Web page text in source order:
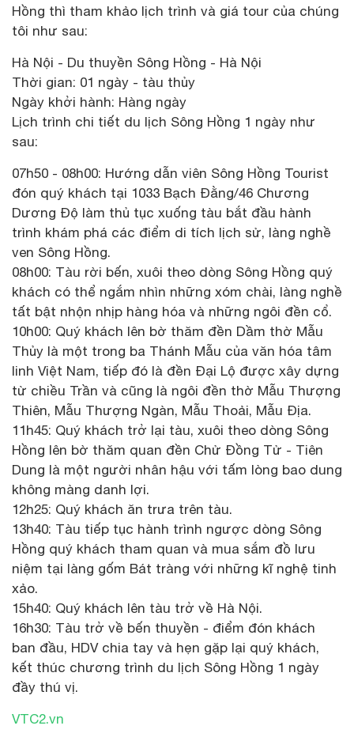
Hồng thì tham khảo lịch trình và giá tour của chúng
tôi như sau:
Hà Nội - Du thuyền Sông Hồng - Hà Nội
Thời gian: 01 ngày - tàu thủy
Ngày khởi hành: Hàng ngày
Lịch trình chi tiết du lịch Sông Hồng 1 ngày như
sau:
07h50 - 08h00: Hướng dẫn viên Sông Hồng Tourist
đón quý khách tại 1033 Bạch Đằng/46 Chương
Dương Độ làm thủ tục xuống tàu bắt đầu hành
trình khám phá các điểm di tích lịch sử, làng nghề
ven Sông Hồng.
08h00: Tàu rời bến, xuôi theo dòng Sông Hồng quý
khách có thể ngắm nhìn những xóm chài, làng nghề
tất bật nhộn nhịp hàng hóa và những ngôi đền cổ.
10h00: Quý khách lên bờ thăm đền Dầm thờ Mẫu
Thủy là một trong ba Thánh Mẫu của văn hóa tâm
linh Việt Nam, tiếp đó là đền Đại Lộ được xây dựng
từ chiều Trần và cũng là ngôi đền thờ Mẫu Thượng
Thiên, Mẫu Thượng Ngàn, Mẫu Thoải, Mẫu Địa.
11h45: Quý khách trở lại tàu, xuôi theo dòng Sông
Hồng lên bờ thăm quan đền Chử Đồng Tử - Tiên
Dung là một người nhân hậu với tấm lòng bao dung
không màng danh lợi.
12h25: Quý khách ăn trưa trên tàu.
13h40: Tàu tiếp tục hành trình ngược dòng Sông
Hồng quý khách tham quan và mua sắm đồ lưu
niệm tại làng gốm Bát tràng với những kĩ nghệ tinh
xảo.
15h40: Quý khách lên tàu trở về Hà Nội.
16h30: Tàu trở về bến thuyền - điểm đón khách
ban đầu, HDV chia tay và hẹn gặp lại quý khách,
kết thúc chương trình du lịch Sông Hồng 1 ngày
đầy thú vị.
VTC2.vn